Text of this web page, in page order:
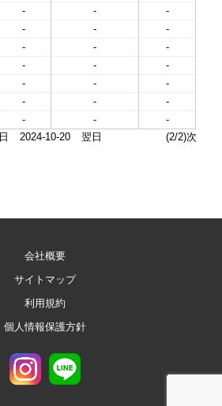
- -
-
- -
-
- -
-
- -
-
- -
-
- -
-
- -
-
2024-10-20 翌日 (2/2)次
会社概要
サイトマップ
利用規約
個人情報保護方針